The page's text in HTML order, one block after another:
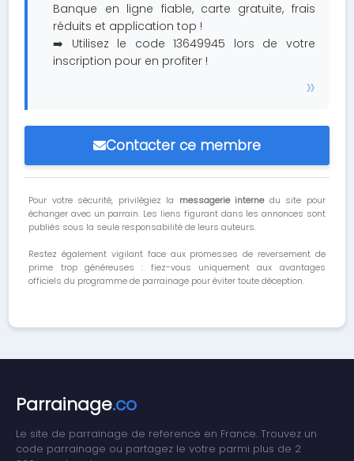
Banque en ligne fiable, carte gratuite, frais
réduits et application top !
➡️ Utilisez le code 13649945 lors de votre
inscription pour en profiter !
Contacter ce membre
Pour votre sécurité, privilégiez la messagerie internedu site pour
échanger avec un parrain. Les liens figurant dans les annonces sont
publiés sous la seule responsabilité de leurs auteurs.
Restez également vigilant face aux promesses de reversement de
prime trop généreuses : fiez-vous uniquement aux avantages
officiels du programme de parrainage pour éviter toute déception.
Parrainage.co
Le site de parrainage de reference en France. Trouvez un
code parrainage ou partagez le votre parmi plus de 2